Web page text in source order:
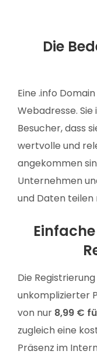
Die
Eine .info
Webadresse.
Besucher, dass
wertvolle und
angekommen
Unternehmen
und Daten teilen
Die
unkomplizierter
von nur 8,99 €
zugleich eine
Präsenz im